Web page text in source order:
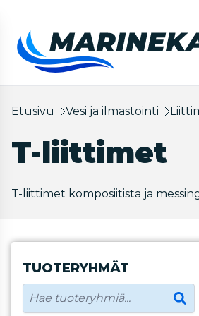
Etusivu Vesi ja ilmastointi
T-liittimet
T-liittimet komposiitista ja
TUOTERYHMÄT